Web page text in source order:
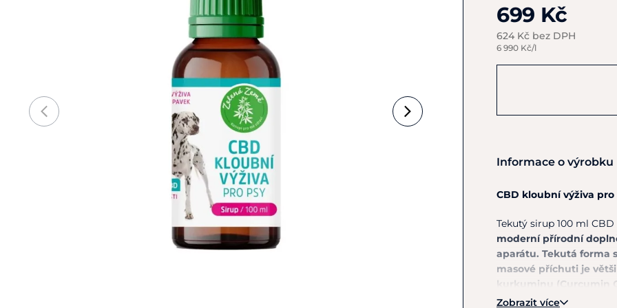
699 Kč
624 Kč bez DPH
6 990 Kč/l
Informace o výrobku
CBD kloubní výživa
Tekutý sirup 100 ml
moderní přírodní
aparátu. Tekutá forma
masové příchuti je
kurkuminu (Curcumin
zmírňovat bolest a
Zobrazit více